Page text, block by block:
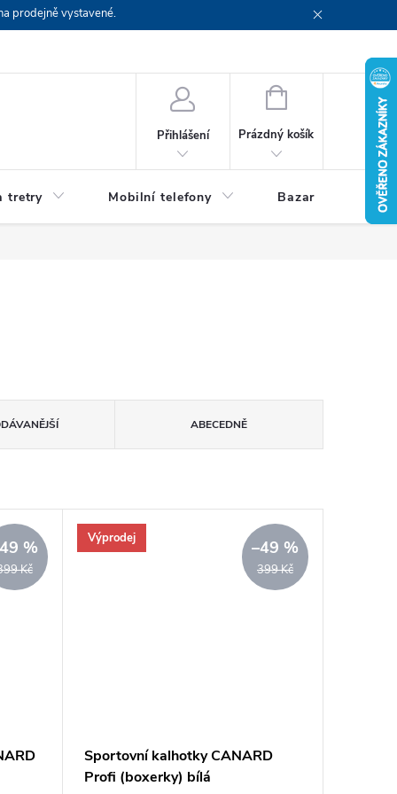
prodejně vystavené.
Přihlášení
NÁKUPNÍ
Prázdný košík
tretry Mobilní telefony Bazar Servis
ABECEDNĚ
Kč
% Výprodej
399 Kč
–49 %
Sportovní kalhotky CANARD
Profi (boxerky) bílá